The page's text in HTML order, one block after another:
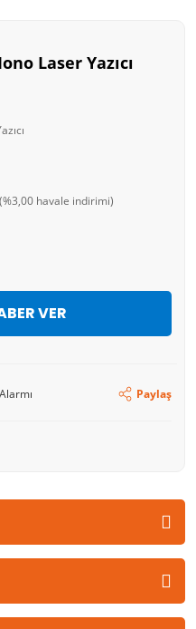
Laser Yazıcı
havale indirimi)
VER
Paylaş